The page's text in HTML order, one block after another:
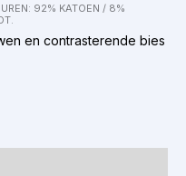
92% KATOEN / 8%
en contrasterende bies